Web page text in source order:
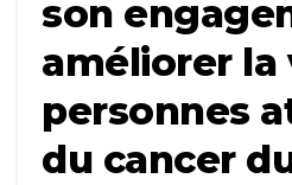
son
améliorer la
personnes
du cancer